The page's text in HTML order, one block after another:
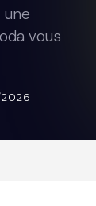
vous
2026